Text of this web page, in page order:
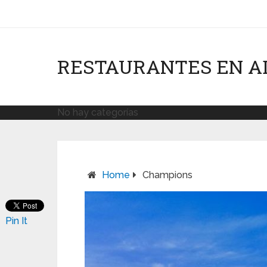
RESTAURANTES EN
No hay categorías
Home Champions
Pin It